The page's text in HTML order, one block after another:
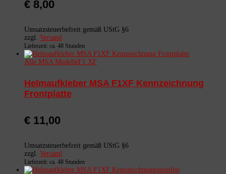
€ 8,00
Umsatzsteuerbefreit gemäß UStG §6
zzgl. Versand
Lieferzeit: ca. 48 Stunden
Alle MSA Modelle F1 XF
Helmaufkleber MSA F1XF Kennzeichnung
Frontplatte
€ 11,00
Umsatzsteuerbefreit gemäß UStG §6
zzgl. Versand
Lieferzeit: ca. 48 Stunden